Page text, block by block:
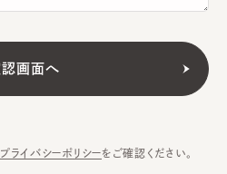
プライバシーポリシーをご確認ください。